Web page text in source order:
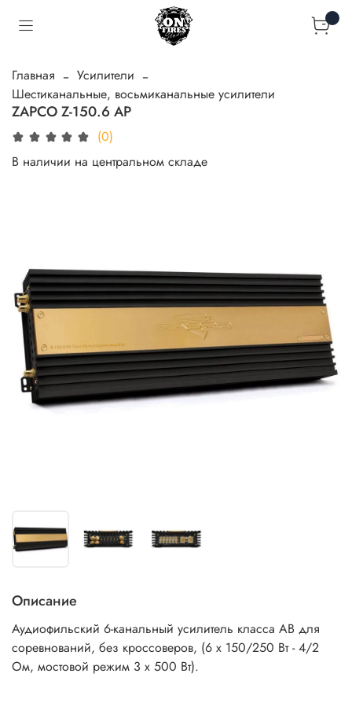
Главная
Усилители
Шестиканальные, восьмиканальные усилители
ZAPCO Z-150.6 AP
(0)
В наличии на центральном складе
Описание
Аудиофильский 6-канальный усилитель класса AB для
соревнований, без кроссоверов, (6 x 150/250 Вт - 4/2
Ом, мостовой режим 3 х 500 Вт).